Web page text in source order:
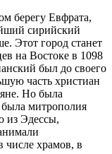
берегу Евфрата,
сирийский
Этот город станет
на Востоке в 1098
был до своего
часть христиан
Но была
была митрополия
из Эдессы,
храмов, в